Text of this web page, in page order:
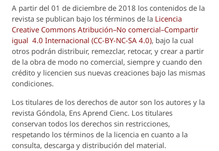
A partir del 01 de diciembre de 2018 los contenidos de la
revista se publican bajo los términos de la Licencia
Creative Commons Atribución–No comercial–Compartir
igual 4.0 Internacional (CC-BY-NC-SA 4.0), bajo la cual
otros podrán distribuir, remezclar, retocar, y crear a partir
de la obra de modo no comercial, siempre y cuando den
crédito y licencien sus nuevas creaciones bajo las mismas
condiciones.
Los titulares de los derechos de autor son los autores y la
revista Góndola, Ens Aprend Cienc. Los titulares
conservan todos los derechos sin restricciones,
respetando los términos de la licencia en cuanto a la
consulta, descarga y distribución del material.